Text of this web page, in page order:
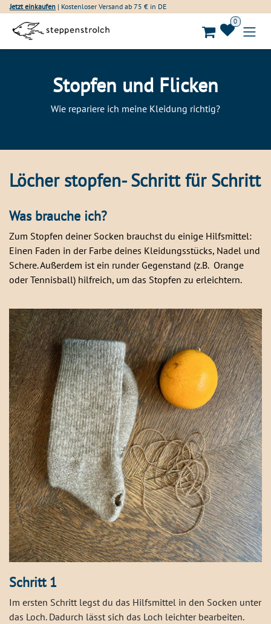
Zum Inhalt springen
Jetzt einkaufen | Kostenloser Versand ab 75 € in DE
0
Stopfen und Flicken
Wie repariere ich meine Kleidung richtig?
Löcher stopfen- Schritt für Schritt
Was brauche ich?
Zum Stopfen deiner Socken brauchst du einige Hilfsmittel:
Einen Faden in der Farbe deines Kleidungsstücks, Nadel und
Schere. Außerdem ist ein runder Gegenstand (z.B. Orange
oder Tennisball) hilfreich, um das Stopfen zu erleichtern.
Schritt 1
Im ersten Schritt legst du das Hilfsmittel in den Socken unter
das Loch. Dadurch lässt sich das Loch leichter bearbeiten.